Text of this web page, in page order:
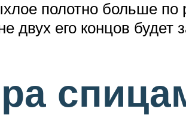
полотно больше по
его концов будет